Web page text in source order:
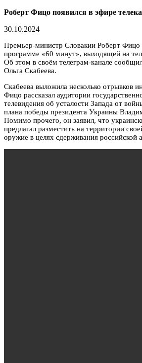
Роберт Фицо появился в эфире
30.10.2024
Премьер-министр Словакии Роберт Фицо
программе «60 минут», выходящей на
Об этом в своём телеграм-канале
Ольга Скабеева.
Скабеева выложила несколько отрывков
Фицо рассказал аудитории
телевидения об усталости Запада от
плана победы президента Украины
Помимо прочего, он заявил, что
предлагал разместить на территории
оружие в целях сдерживания российской